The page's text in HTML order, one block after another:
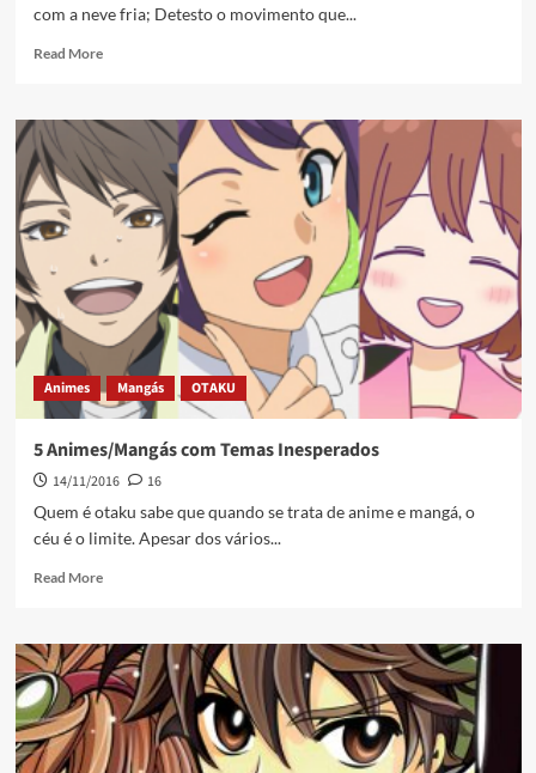
com a neve fria; Detesto o movimento que...
Read More
Animes Mangás OTAKU
5 Animes/Mangás com Temas Inesperados
14/11/2016
16
Quem é otaku sabe que quando se trata de anime e mangá, o
céu é o limite. Apesar dos vários...
Read More